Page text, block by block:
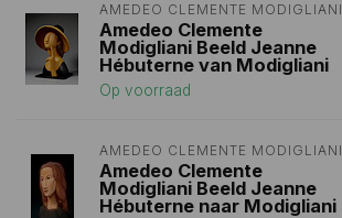
AMEDEO CLEMENTE MODIGLIANI
Amedeo Clemente
Modigliani Beeld Jeanne
Hébuterne van Modigliani
Op voorraad
AMEDEO CLEMENTE MODIGLIANI
Amedeo Clemente
Modigliani Beeld Jeanne
Hébuterne naar Modigliani